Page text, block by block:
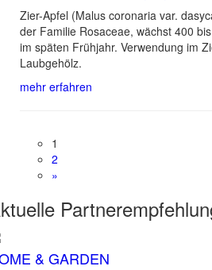
Zier-Apfel (Malus coronaria var.
der Familie Rosaceae, wächst 400
im späten Frühjahr. Verwendung im
Laubgehölz.
mehr erfahren
1
2
»
& GARDEN